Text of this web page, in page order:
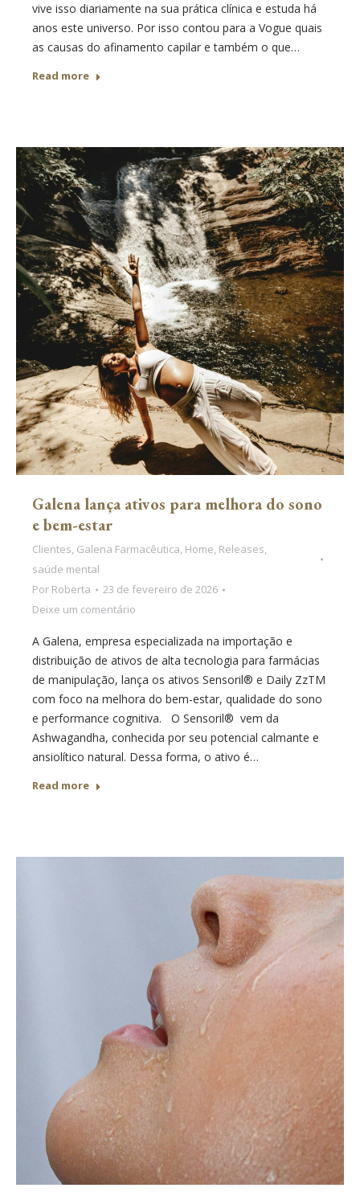
vive isso diariamente na sua prática clínica e estuda há
anos este universo. Por isso contou para a Vogue quais
as causas do afinamento capilar e também o que…
Read more
Galena lança ativos para melhora do sono
e bem-estar
Clientes, Galena Farmacêutica, Home, Releases,
saúde mental
Por Roberta
23 de fevereiro de 2026
Deixe um comentário
A Galena, empresa especializada na importação e
distribuição de ativos de alta tecnologia para farmácias
de manipulação, lança os ativos Sensoril® e Daily ZzTM
com foco na melhora do bem-estar, qualidade do sono
e performance cognitiva. O Sensoril® vem da
Ashwagandha, conhecida por seu potencial calmante e
ansiolítico natural. Dessa forma, o ativo é…
Read more